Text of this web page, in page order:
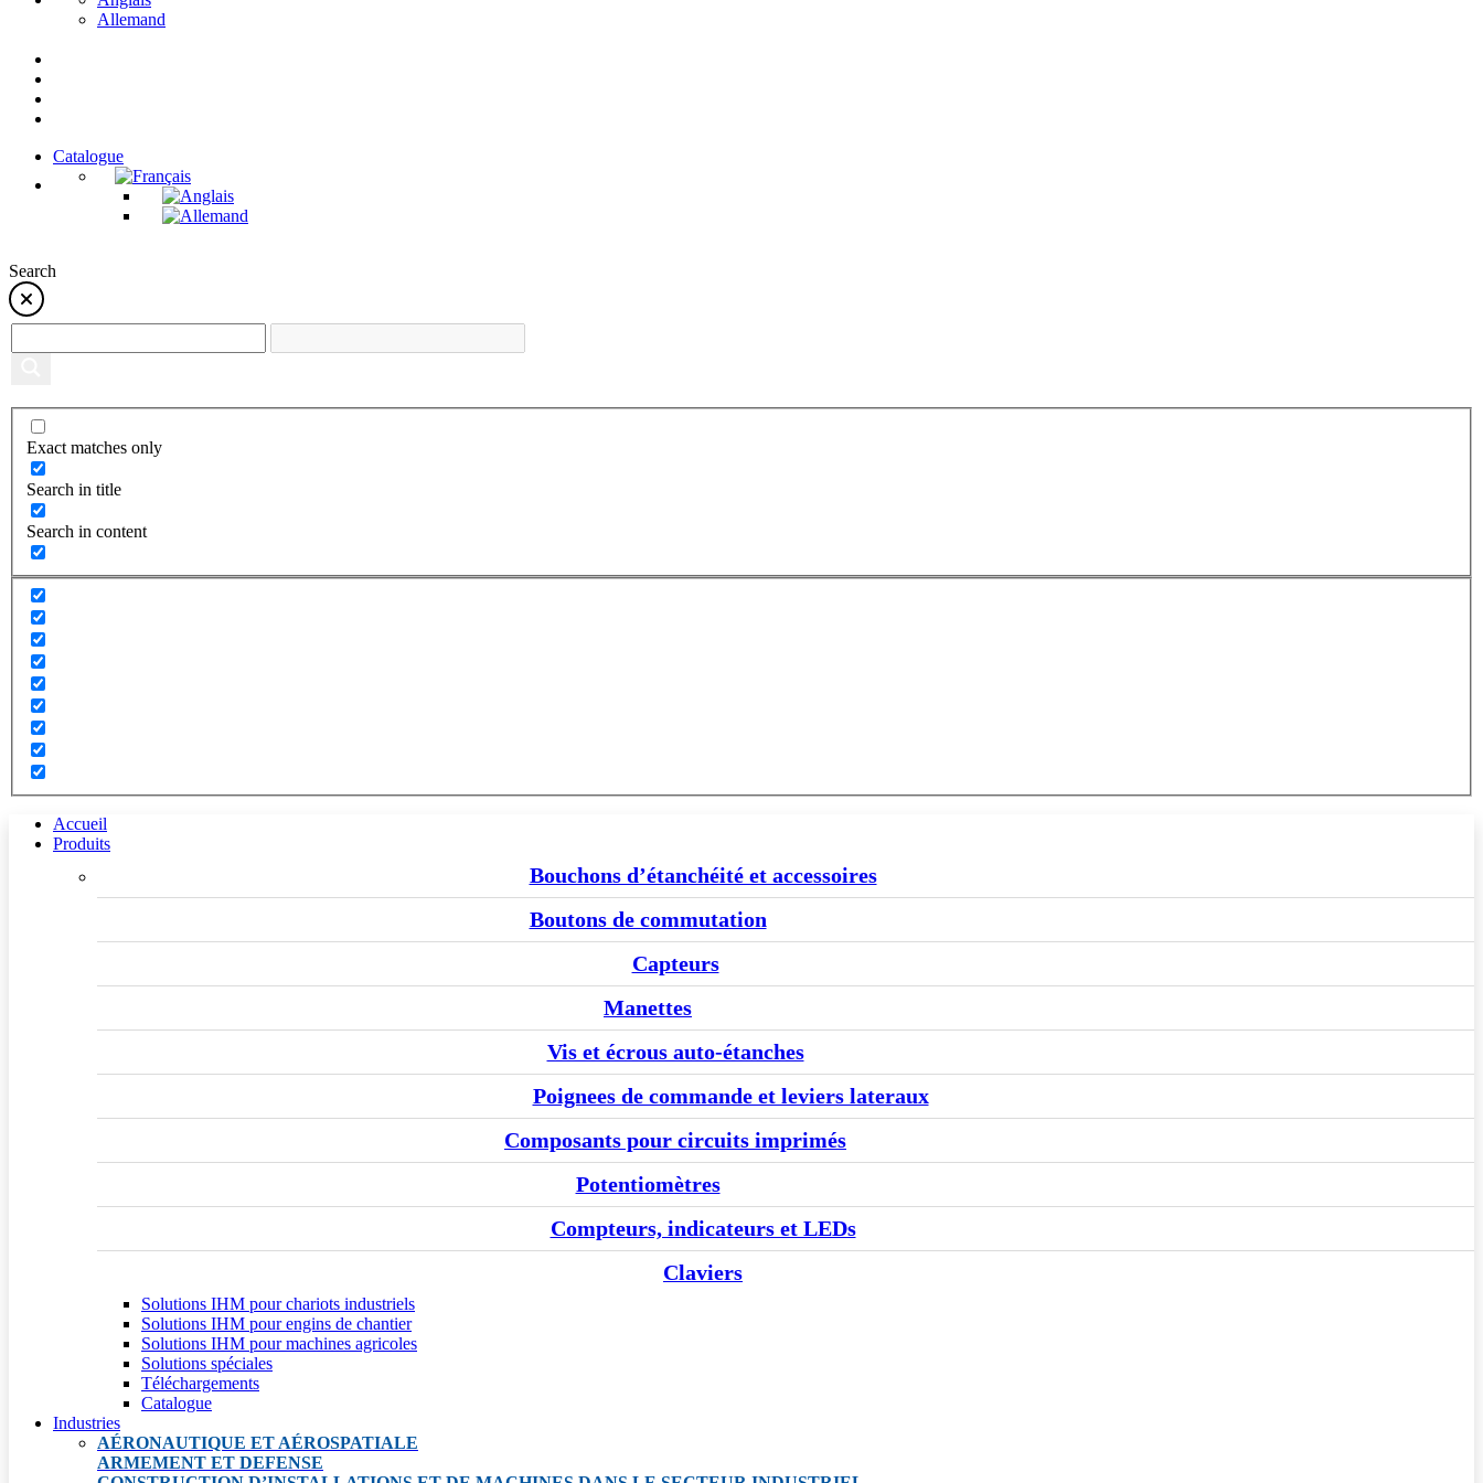
Allemand
Catalogue
Search
Exact matches only
Search in title
Search in content
Accueil
Produits
Bouchons d’étanchéité et accessoires
Boutons de commutation
Capteurs
Manettes
Vis et écrous auto-étanches
Poignees de commande et leviers lateraux
Composants pour circuits imprimés
Potentiomètres
Compteurs, indicateurs et LEDs
Claviers
Solutions IHM pour chariots industriels
Solutions IHM pour engins de chantier
Solutions IHM pour machines agricoles
Solutions spéciales
Téléchargements
Catalogue
Industries
AÉRONAUTIQUE ET AÉROSPATIALE
ARMEMENT ET DEFENSE